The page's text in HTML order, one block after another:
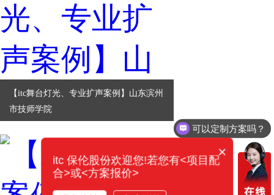
【itc舞台灯光、专业扩声案例】山东滨州
市技师学院
可以定制方案吗？
×
itc 保伦股份欢迎您!若您有<项目配
合>或<方案报价>